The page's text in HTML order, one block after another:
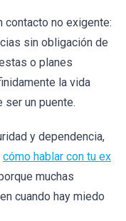
contacto no exigente:
sin obligación de
o planes
la vida
ser un puente.
y dependencia,
cómo hablar con tu ex
muchas
cuando hay miedo